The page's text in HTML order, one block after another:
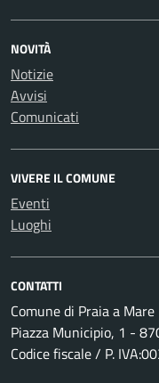
NOVITÀ
Notizie
Avvisi
Comunicati
VIVERE IL COMUNE
Eventi
Luoghi
CONTATTI
Comune di Praia a Mare
Piazza Municipio, 1 -
Codice fiscale / P.